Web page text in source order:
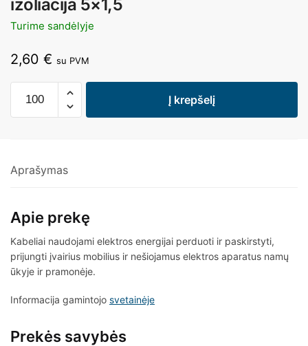
izoliacija 5×1,5
Turime sandėlyje
2,60 € su PVM
Į krepšelį
Aprašymas
Apie prekę
Kabeliai naudojami elektros energijai perduoti ir paskirstyti,
prijungti įvairius mobilius ir nešiojamus elektros aparatus namų
ūkyje ir pramonėje.
Informacija gamintojo svetainėje
Prekės savybės